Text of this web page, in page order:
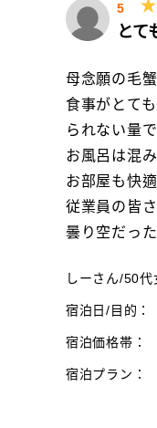
5
とて
母念願の毛
食事がとて
られない量
お風呂は混
お部屋も快
従業員の皆
曇り空だっ
しーさん/50代
宿泊日/目的：
宿泊価格帯：
宿泊プラン：